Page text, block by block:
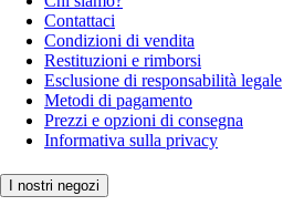
Contattaci
Condizioni di vendita
Restituzioni e rimborsi
Esclusione di responsabilità legale
Metodi di pagamento
Prezzi e opzioni di consegna
Informativa sulla privacy
I nostri negozi